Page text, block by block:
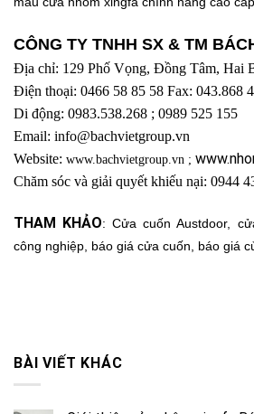
CÔNG TY TNHH SX & TM
Địa chỉ: 129 Phố Vọng, Đồng Tâm, Hai
Điện thoại: 0466 58 85 58 Fax: 043.868
Di động: 0983.538.268 ; 0989 525 155
Email: info@bachvietgroup.vn
Website: www.bachvietgroup.vn ;
Chăm sóc và giải quyết khiếu nại: 0944
THAM KHẢO:Cửa cuốn Austdoor,
công nghiệp báo giá cửa cuốn báo giá
BÀI VIẾT KHÁC